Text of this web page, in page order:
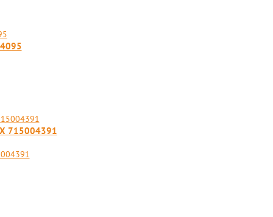
715004391